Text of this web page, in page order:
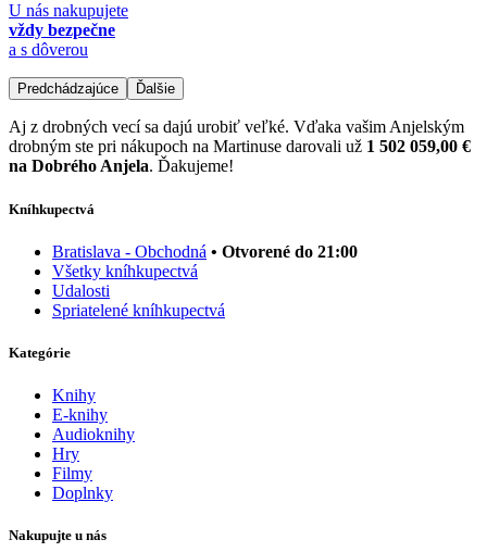
U nás nakupujete
vždy bezpečne
a s dôverou
Predchádzajúce Ďalšie
Aj z drobných vecí sa dajú urobiť veľké. Vďaka vašim Anjelským
drobným ste pri nákupoch na Martinuse darovali už 1 502 059,00 €
na Dobrého Anjela. Ďakujeme!
Kníhkupectvá
Bratislava - Obchodná • Otvorené do 21:00
Všetky kníhkupectvá
Udalosti
Spriatelené kníhkupectvá
Kategórie
Knihy
E-knihy
Audioknihy
Hry
Filmy
Doplnky
Nakupujte u nás